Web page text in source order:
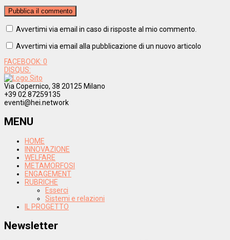
Avvertimi via email in caso di risposte al mio commento.
Avvertimi via email alla pubblicazione di un nuovo articolo
FACEBOOK: 0
DISQUS:
Via Copernico, 38 20125 Milano
+39 02 87259135
eventi@hei.network
MENU
HOME
INNOVAZIONE
WELFARE
METAMORFOSI
ENGAGEMENT
RUBRICHE
Esserci
Sistemi e relazioni
IL PROGETTO
Newsletter